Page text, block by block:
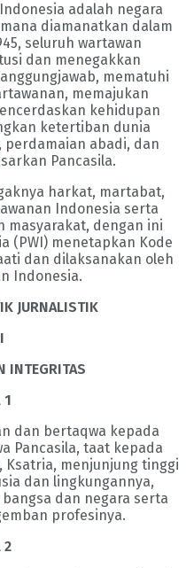
adalah negara
diamanatkan dalam
seluruh wartawan
dan menegakkan
mematuhi
memajukan
kehidupan
ketertiban dunia
abadi, dan
Pancasila.
harkat, martabat,
Indonesia serta
masyarakat, dengan ini
(PWI) menetapkan Kode
dan dilaksanakan oleh
Indonesia.
JURNALISTIK
INTEGRITAS
1
dan bertaqwa kepada
Pancasila, taat kepada
Ksatria, menjunjung tinggi
dan lingkungannya,
dan negara serta
profesinya.
2